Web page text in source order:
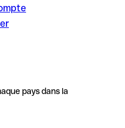
pays dans la